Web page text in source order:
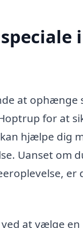
at ophænge
for at
hjælpe dig
Uanset om
er
at vælge